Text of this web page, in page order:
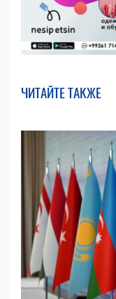
ЧИТАЙТЕ ТАКЖЕ